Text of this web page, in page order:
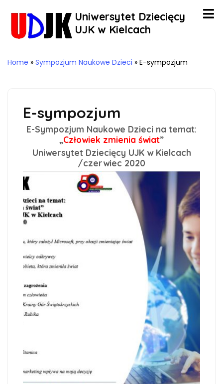
Uniwersytet Dziecięcy
UJK w Kielcach
Home » Sympozjum Naukowe Dzieci » E-sympozjum
E-sympozjum
E-Sympozjum Naukowe Dzieci na temat:
„Człowiek zmienia świat”
Uniwersytet Dziecięcy UJK w Kielcach
/czerwiec 2020